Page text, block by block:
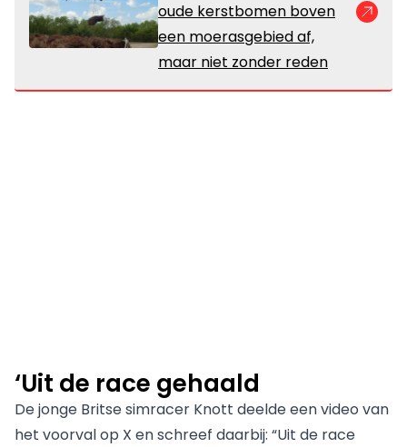
oude kerstbomen boven
een moerasgebied af,
maar niet zonder reden
‘Uit de race gehaald
De jonge Britse simracer Knott deelde een video van
het voorval op X en schreef daarbij: “Uit de race